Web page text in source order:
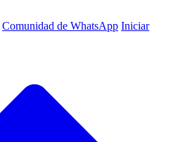
Comunidad de WhatsApp Iniciar